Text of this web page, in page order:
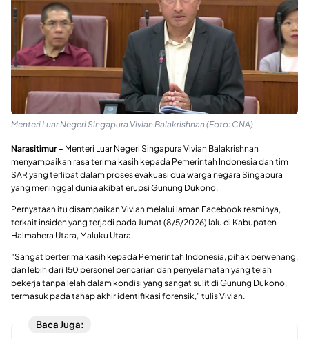
Menteri Luar Negeri Singapura Vivian Balakrishnan (Foto: CNA)
Narasitimur – Menteri Luar Negeri Singapura Vivian Balakrishnan
menyampaikan rasa terima kasih kepada Pemerintah Indonesia dan tim
SAR yang terlibat dalam proses evakuasi dua warga negara Singapura
yang meninggal dunia akibat erupsi Gunung Dukono.
Pernyataan itu disampaikan Vivian melalui laman Facebook resminya,
terkait insiden yang terjadi pada Jumat (8/5/2026) lalu di Kabupaten
Halmahera Utara, Maluku Utara.
“Sangat berterima kasih kepada Pemerintah Indonesia, pihak berwenang,
dan lebih dari 150 personel pencarian dan penyelamatan yang telah
bekerja tanpa lelah dalam kondisi yang sangat sulit di Gunung Dukono,
termasuk pada tahap akhir identifikasi forensik,” tulis Vivian.
Baca Juga: